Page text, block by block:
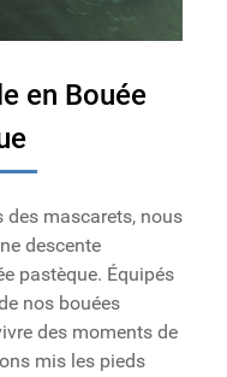
en Bouée
des mascarets, nous
descente
pastèque. Équipés
nos bouées
des moments de
mis les pieds